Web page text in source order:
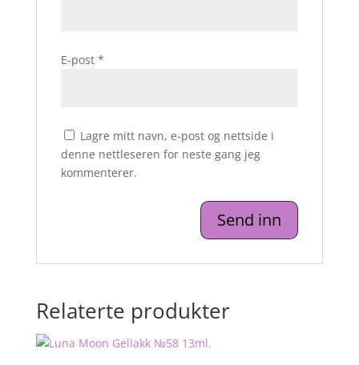
E-post *
Lagre mitt navn, e-post og nettside i
denne nettleseren for neste gang jeg
kommenterer.
Relaterte produkter